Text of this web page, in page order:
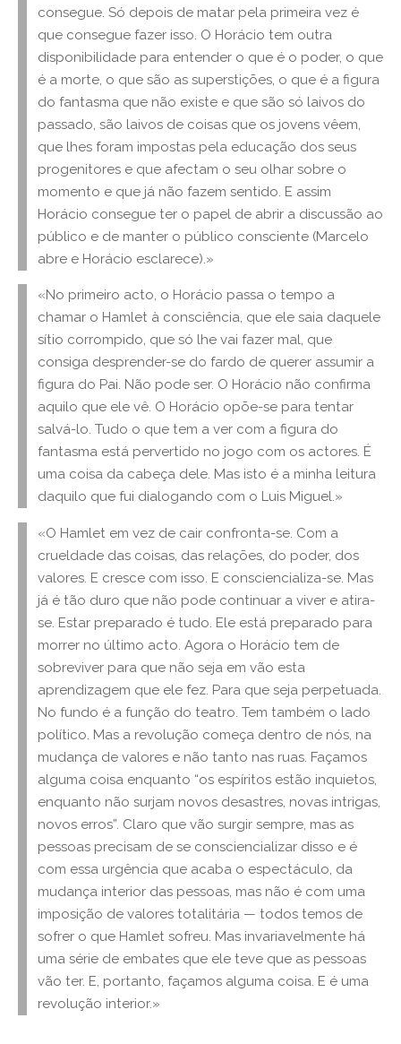
consegue. Só depois de matar pela primeira vez é
que consegue fazer isso. O Horácio tem outra
disponibilidade para entender o que é o poder, o que
é a morte, o que são as superstições, o que é a figura
do fantasma que não existe e que são só laivos do
passado, são laivos de coisas que os jovens vêem,
que lhes foram impostas pela educação dos seus
progenitores e que afectam o seu olhar sobre o
momento e que já não fazem sentido. E assim
Horácio consegue ter o papel de abrir a discussão ao
público e de manter o público consciente (Marcelo
abre e Horácio esclarece).»
«No primeiro acto, o Horácio passa o tempo a
chamar o Hamlet à consciência, que ele saia daquele
sítio corrompido, que só lhe vai fazer mal, que
consiga desprender-se do fardo de querer assumir a
figura do Pai. Não pode ser. O Horácio não confirma
aquilo que ele vê. O Horácio opõe-se para tentar
salvá-lo. Tudo o que tem a ver com a figura do
fantasma está pervertido no jogo com os actores. É
uma coisa da cabeça dele. Mas isto é a minha leitura
daquilo que fui dialogando com o Luis Miguel.»
«O Hamlet em vez de cair confronta-se. Com a
crueldade das coisas, das relações, do poder, dos
valores. E cresce com isso. E consciencializa-se. Mas
já é tão duro que não pode continuar a viver e atira-
se. Estar preparado é tudo. Ele está preparado para
morrer no último acto. Agora o Horácio tem de
sobreviver para que não seja em vão esta
aprendizagem que ele fez. Para que seja perpetuada.
No fundo é a função do teatro. Tem também o lado
político. Mas a revolução começa dentro de nós, na
mudança de valores e não tanto nas ruas. Façamos
alguma coisa enquanto “os espíritos estão inquietos,
enquanto não surjam novos desastres, novas intrigas,
novos erros”. Claro que vão surgir sempre, mas as
pessoas precisam de se consciencializar disso e é
com essa urgência que acaba o espectáculo, da
mudança interior das pessoas, mas não é com uma
imposição de valores totalitária — todos temos de
sofrer o que Hamlet sofreu. Mas invariavelmente há
uma série de embates que ele teve que as pessoas
vão ter. E, portanto, façamos alguma coisa. E é uma
revolução interior.»